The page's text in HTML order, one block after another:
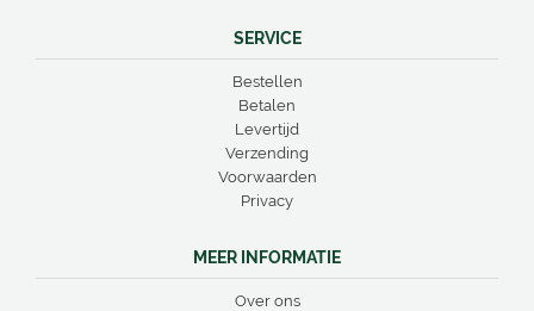
SERVICE
Bestellen
Betalen
Levertijd
Verzending
Voorwaarden
Privacy
MEER INFORMATIE
Over ons